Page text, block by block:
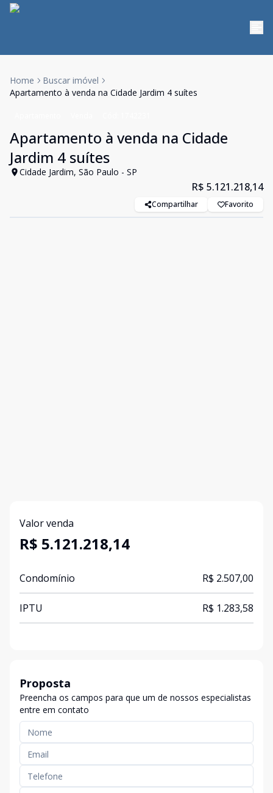
Home
Buscar imóvel
Apartamento à venda na Cidade Jardim 4 suítes
Apartamento à venda na Cidade
Jardim 4 suítes
Cidade Jardim, São Paulo - SP
R$ 5.121.218,14
Compartilhar Favorito
Valor venda
R$ 5.121.218,14
Condomínio R$ 2.507,00
IPTU R$ 1.283,58
Proposta
Preencha os campos para que um de nossos especialistas
entre em contato